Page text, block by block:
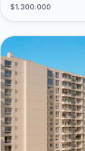
$1.300.000